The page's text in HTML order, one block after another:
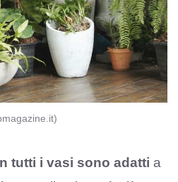
tutti i vasi sono adatti a